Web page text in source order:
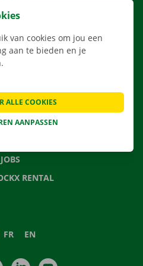
APP
VRAGEN
JOBS
RENTAL
FR EN
van cookies om jou een
aan te bieden en je
AANPASSEN
ALLE COOKIES